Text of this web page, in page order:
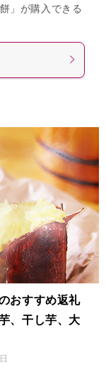
」が購入できる
おすすめ返礼
、干し芋、大